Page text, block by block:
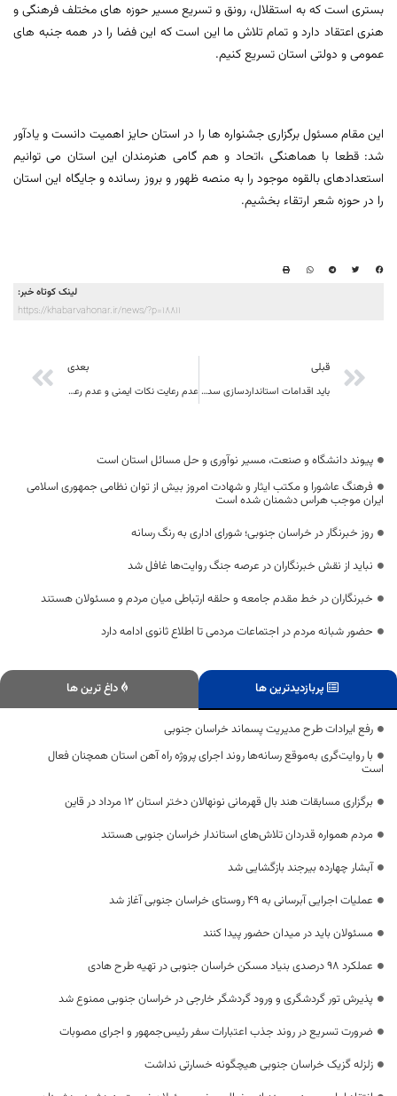
بستری است که به استقلال، رونق و تسریع مسیر حوزه های مختلف فرهنگی و
هنری اعتقاد دارد و تمام تلاش ما این است که این فضا را در همه جنبه های
عمومی و دولتی استان تسریع کنیم.
این مقام مسئول برگزاری جشنواره ها را در استان حایز اهمیت دانست و یادآور
شد: قطعا با هماهنگی ،اتحاد و هم گامی هنرمندان این استان می توانیم
استعدادهای بالقوه موجود را به منصه ظهور و بروز رسانده و جایگاه این استان
را در حوزه شعر ارتقاء بخشیم.
لینک کوتاه خبر:
https://khabarvahonar.ir/news/?p=18811
قبلی
باید اقدامات استانداردسازی سدی در برابر خلاقیت در جامعه شود
بعدی
عدم رعایت نکات ایمنی و عدم رعایت فاصله کامیون حامل بتون از کانال حفر شده در امیرآباد حادثه آفرید
پیوند دانشگاه و صنعت، مسیر نوآوری و حل مسائل استان است
فرهنگ عاشورا و مکتب ایثار و شهادت امروز بیش از توان نظامی جمهوری اسلامی
ایران موجب هراس دشمنان شده است
روز خبرنگار در خراسان جنوبی؛ شورای اداری به رنگ رسانه
نباید از نقش خبرنگاران در عرصه جنگ روایت‌ها غافل شد
خبرنگاران در خط مقدم جامعه و حلقه ارتباطی میان مردم و مسئولان هستند
حضور شبانه مردم در اجتماعات مردمی تا اطلاع ثانوی ادامه دارد
پربازدیدترین ها داغ ترین ها
رفع ایرادات طرح مدیریت پسماند خراسان جنوبی
با روایت‌گری به‌موقع رسانه‌ها روند اجرای پروژه راه آهن استان همچنان فعال
است
برگزاری مسابقات هند بال قهرمانی نونهالان دختر استان 12 مرداد در قاین
مردم همواره قدردان تلاش‌های استاندار خراسان جنوبی هستند
آبشار چهارده بیرجند بازگشایی شد
عملیات اجرایی آبرسانی به ۴۹ روستای خراسان جنوبی آغاز شد
مسئولان باید در میدان حضور پیدا کنند
عملکرد ۹۸ درصدی بنیاد مسکن خراسان جنوبی در تهیه طرح هادی
پذیرش تور گردشگری و ورود گردشگر خارجی در خراسان جنوبی ممنوع شد
ضرورت تسریع در روند جذب اعتبارات سفر رئیس‌جمهور و اجرای مصوبات
زلزله گزیک خراسان جنوبی هیچگونه خسارتی نداشت